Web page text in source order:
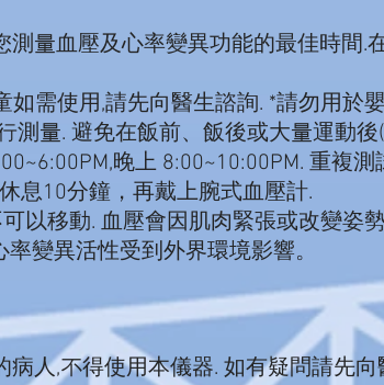
血壓及心率變異功能的最佳時間.
需使用,請先向醫生諮詢. *請勿用於
量. 避免在飯前、飯後或大量運動後
晚上 8:00~10:00PM. 重複
10分鐘，再戴上腕式血壓計.
移動. 血壓會因肌肉緊張或改變姿
變異活性受到外界環境影響。
人,不得使用本儀器. 如有疑問請先向